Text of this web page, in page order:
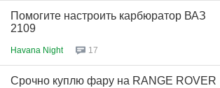
Помогите настроить карбюратор ВАЗ
2109
Havana Night 17
Срочно куплю фару на RANGE ROVER